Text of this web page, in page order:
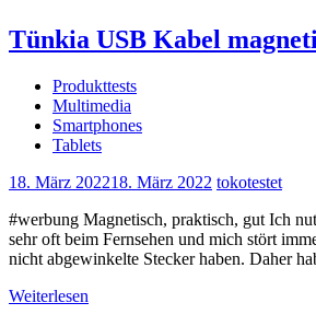
Tünkia USB Kabel
Produkttests
Multimedia
Smartphones
Tablets
18. März 202218. März 2022 tokotestet
#werbung Magnetisch, praktisch, gut Ich
sehr oft beim Fernsehen und mich stört
nicht abgewinkelte Stecker haben. Daher
Weiterlesen